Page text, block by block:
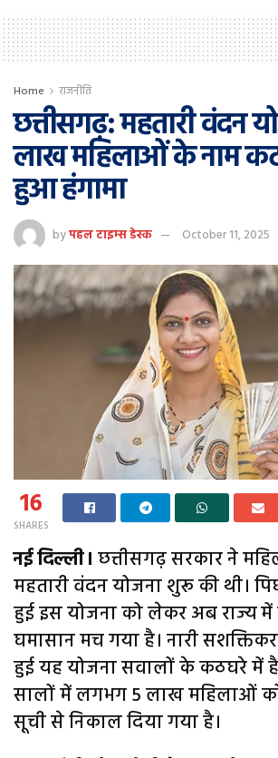
Home राजनीति
छत्तीसगढ़: महतारी वंदन
लाख महिलाओं के नाम
हुआ हंगामा
byपहल टाइम्स डेस्क October 11, 2025
16
SHARES
नई दिल्ली। छत्तीसगढ़ सरकार ने
महतारी वंदन योजना शुरू की थी।
हुई इस योजना को लेकर अब राज्य में
घमासान मच गया है। नारी
हुई यह योजना सवालों के कठघरे में
सालों में लगभग 5 लाख महिलाओं को
सूची से निकाल दिया गया है।